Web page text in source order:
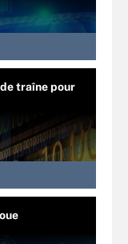
traîne pour